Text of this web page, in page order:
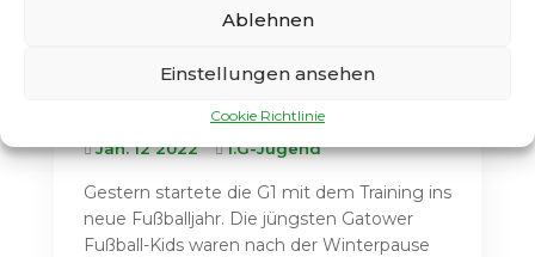
Ablehnen
Einstellungen ansehen
Cookie Richtlinie
Trainingsauftakt der
Jan. 12 2022 1.G-Jugend
Gestern startete die G1 mit dem Training ins
neue Fußballjahr. Die jüngsten Gatower
Fußball-Kids waren nach der Winterpause